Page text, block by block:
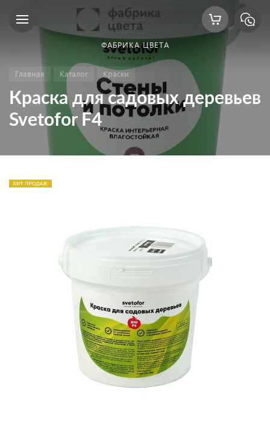
ФАБРИКА ЦВЕТА
Главная Каталог Краски
Краска для садовых деревьев
Svetofor F4